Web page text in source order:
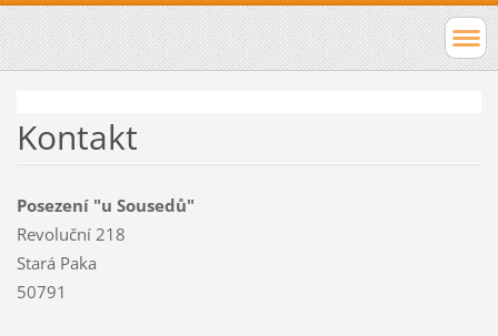
Kontakt
Posezení "u Sousedů"
Revoluční 218
Stará Paka
50791